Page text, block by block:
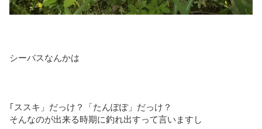
シーバスなんかは
｢ススキ」だっけ？「たんぽぽ」だっけ？
そんなのが出来る時期に釣れ出すって言いますし